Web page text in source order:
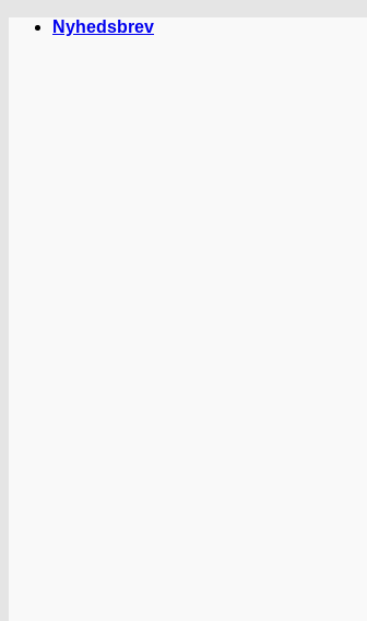
FortsætNyhedsbrev